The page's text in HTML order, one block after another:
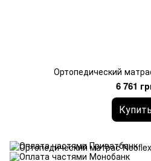
Ортопедический
6 761
Купить